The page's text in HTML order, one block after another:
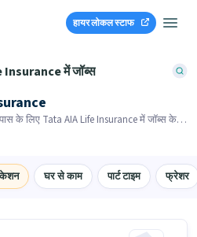
हायर लोकल स्टाफ
Insurance में जॉब्स
के लिए Tata AIA Life Insurance में जॉब्स के
आपके क्षेत्र में तत्काल रिक्तियां हैं।
घर से काम पार्ट टाइम फ्रेशर